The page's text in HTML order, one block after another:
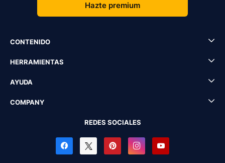
Hazte premium
CONTENIDO
HERRAMIENTAS
AYUDA
COMPANY
REDES SOCIALES